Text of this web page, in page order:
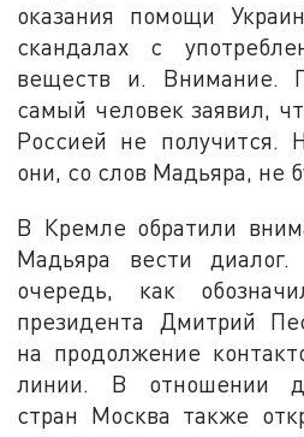
оказания помощи
скандалах с
веществ и. Внимание.
самый человек заявил,
Россией не получится.
они, со слов Мадьяра, не
В Кремле обратили
Мадьяра вести
очередь, как
президента Дмитрий
на продолжение
линии. В отношении
стран Москва также